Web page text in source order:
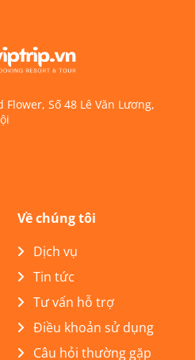
Số 48 Lê Văn Lương,
Về chúng tôi
Dịch vụ
Tin tức
Tư vấn hỗ trợ
Điều khoản sử dụng
Câu hỏi thường gặp